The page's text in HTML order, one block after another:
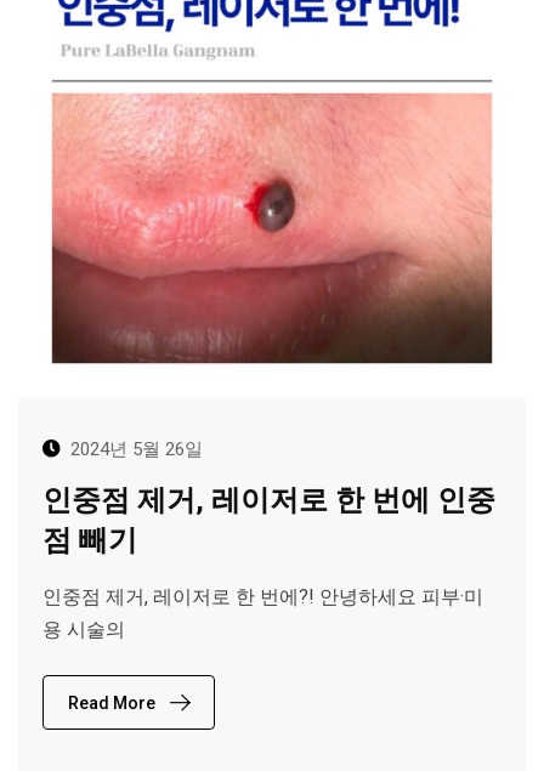
2024년 5월 26일
인중점 제거, 레이저로 한 번에 인중
점 빼기
인중점 제거, 레이저로 한 번에?! 안녕하세요 피부·미
용 시술의
Read More